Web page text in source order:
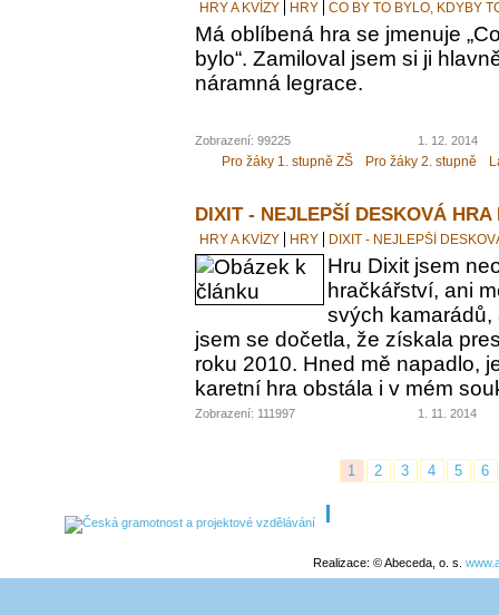
HRY A KVÍZY HRY CO BY TO BYLO, KDYBY
Má oblíbená hra se jmenuje
bylo“. Zamiloval jsem si ji
náramná legrace.
Zobrazení: 99225 1. 12. 2014
Pro žáky 1. stupně ZŠ Pro žáky 2. stupně
DIXIT - NEJLEPŠÍ DESKOVÁ HRA
HRY A KVÍZY HRY DIXIT - NEJLEPŠÍ
Hru Dixit jsem
hračkářství, ani
svých kamarádů,
jsem se dočetla, že získala
roku 2010. Hned mě napadlo,
karetní hra obstála i v mém
Zobrazení: 111997 1. 11. 2014
1 2 3 4 5 6
Realizace: © Abeceda, o. s.